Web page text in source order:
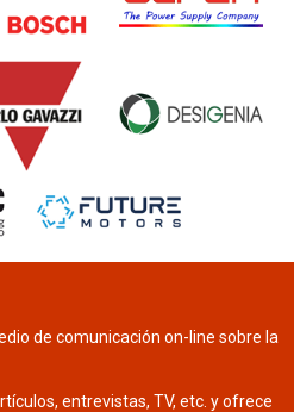
de comunicación on-line sobre la
entrevistas, TV, etc. y ofrece